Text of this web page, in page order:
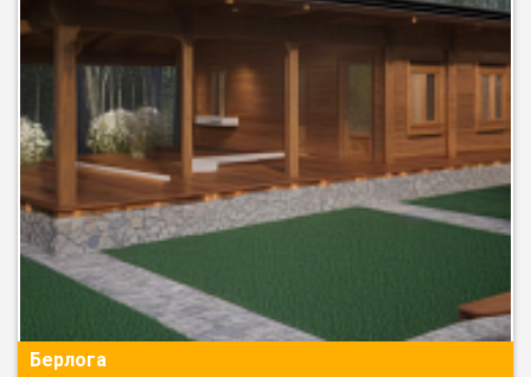
Берлога